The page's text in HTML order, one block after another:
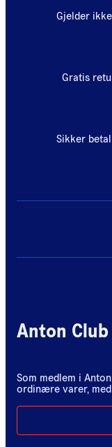
Gjelder
Gratis
Sikker
Anton Club
Som medlem i
ordinære varer,